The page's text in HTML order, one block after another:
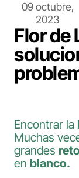
09 octubre,
2023
Flor de
Encontrar la
Muchas
grandes
en blanco.